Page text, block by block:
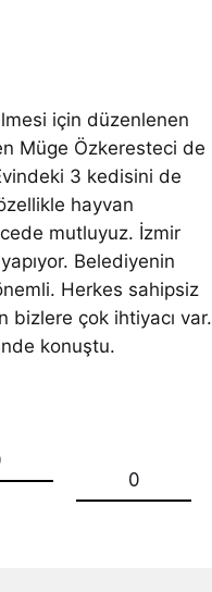
için düzenlenen
Müge Özkeresteci de
3 kedisini de
hayvan
mutluyuz. İzmir
Belediyenin
Herkes sahipsiz
bizlere çok ihtiyacı var.
konuştu.
0